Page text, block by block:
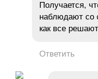
Получается,
наблюдают со
как все
Ответить